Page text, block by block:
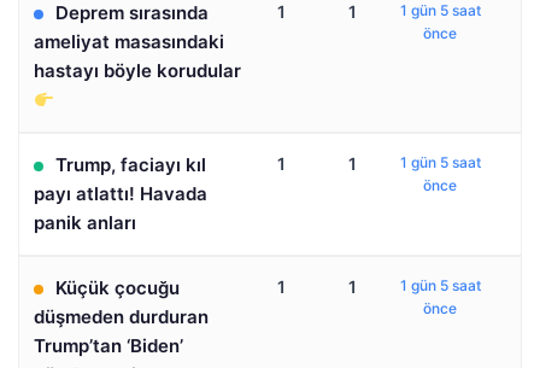
Deprem sırasında
ameliyat masasındaki
hastayı böyle korudular
1 1
1 gün 5 saat
önce
Trump, faciayı kıl
payı atlattı! Havada
panik anları
1 1
1 gün 5 saat
önce
Küçük çocuğu
düşmeden durduran
Trump’tan ‘Biden’
1 1
1 gün 5 saat
önce